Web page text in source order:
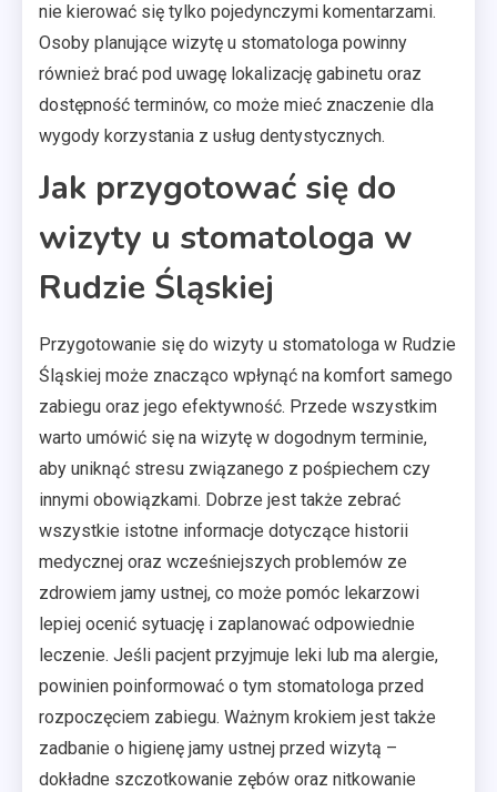
nie kierować się tylko pojedynczymi komentarzami.
Osoby planujące wizytę u stomatologa powinny
również brać pod uwagę lokalizację gabinetu oraz
dostępność terminów, co może mieć znaczenie dla
wygody korzystania z usług dentystycznych.
Jak przygotować się do
wizyty u stomatologa w
Rudzie Śląskiej
Przygotowanie się do wizyty u stomatologa w Rudzie
Śląskiej może znacząco wpłynąć na komfort samego
zabiegu oraz jego efektywność. Przede wszystkim
warto umówić się na wizytę w dogodnym terminie,
aby uniknąć stresu związanego z pośpiechem czy
innymi obowiązkami. Dobrze jest także zebrać
wszystkie istotne informacje dotyczące historii
medycznej oraz wcześniejszych problemów ze
zdrowiem jamy ustnej, co może pomóc lekarzowi
lepiej ocenić sytuację i zaplanować odpowiednie
leczenie. Jeśli pacjent przyjmuje leki lub ma alergie,
powinien poinformować o tym stomatologa przed
rozpoczęciem zabiegu. Ważnym krokiem jest także
zadbanie o higienę jamy ustnej przed wizytą –
dokładne szczotkowanie zębów oraz nitkowanie